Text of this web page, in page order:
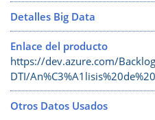
Detalles Big Data
Enlace del producto
https://dev.azure.com/
DTI/
Otros Datos Usados